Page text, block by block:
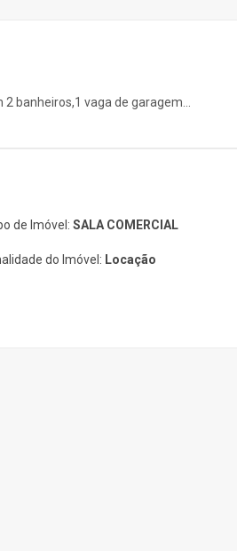
banheiros,1 vaga de garagem...
de Imóvel: SALA COMERCIAL
do Imóvel: Locação